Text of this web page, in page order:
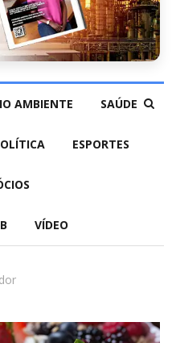
AMBIENTE SAÚDE
ESPORTES
VÍDEO